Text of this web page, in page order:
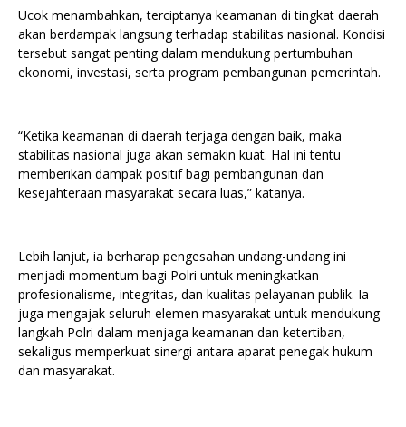
Ucok menambahkan, terciptanya keamanan di tingkat daerah
akan berdampak langsung terhadap stabilitas nasional. Kondisi
tersebut sangat penting dalam mendukung pertumbuhan
ekonomi, investasi, serta program pembangunan pemerintah.
“Ketika keamanan di daerah terjaga dengan baik, maka
stabilitas nasional juga akan semakin kuat. Hal ini tentu
memberikan dampak positif bagi pembangunan dan
kesejahteraan masyarakat secara luas,” katanya.
Lebih lanjut, ia berharap pengesahan undang-undang ini
menjadi momentum bagi Polri untuk meningkatkan
profesionalisme, integritas, dan kualitas pelayanan publik. Ia
juga mengajak seluruh elemen masyarakat untuk mendukung
langkah Polri dalam menjaga keamanan dan ketertiban,
sekaligus memperkuat sinergi antara aparat penegak hukum
dan masyarakat.